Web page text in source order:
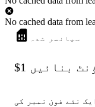
No cached data from
سپانسر شدہ
بنائیں
نئے فون نمبر کی